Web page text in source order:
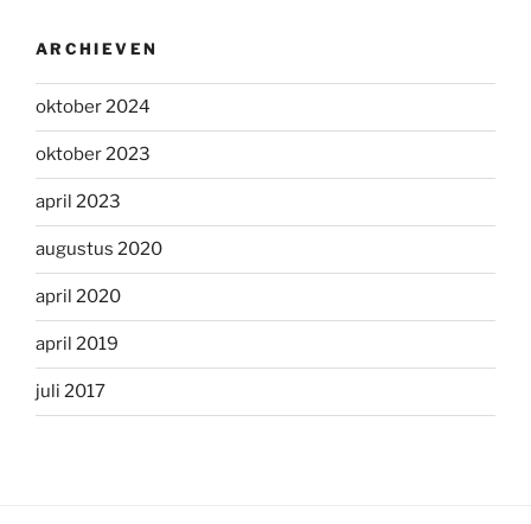
ARCHIEVEN
oktober 2024
oktober 2023
april 2023
augustus 2020
april 2020
april 2019
juli 2017